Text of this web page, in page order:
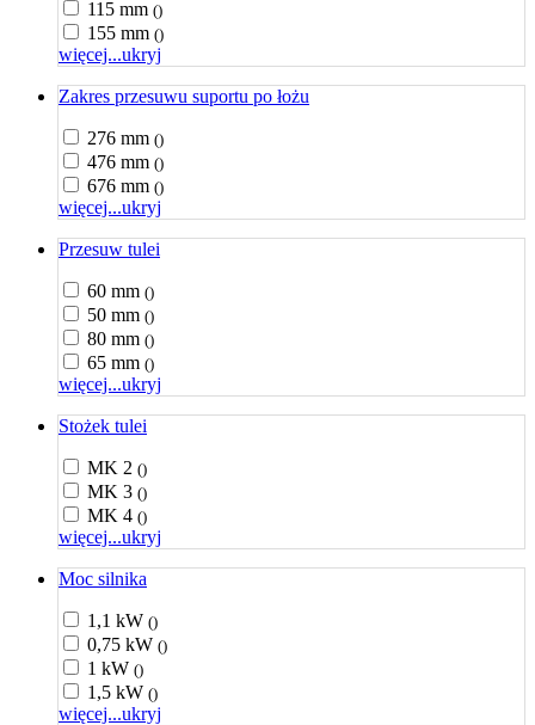
115 mm ()
155 mm ()
więcej...ukryj
Zakres przesuwu suportu po łożu
276 mm ()
476 mm ()
676 mm ()
więcej...ukryj
Przesuw tulei
60 mm ()
50 mm ()
80 mm ()
65 mm ()
więcej...ukryj
Stożek tulei
MK 2 ()
MK 3 ()
MK 4 ()
więcej...ukryj
Moc silnika
1,1 kW ()
0,75 kW ()
1 kW ()
1,5 kW ()
więcej...ukryj